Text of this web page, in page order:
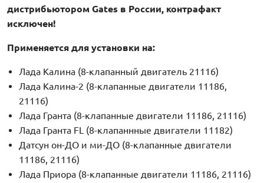
дистрибьютором Gates в России, контрафакт
исключен!
Применяется для установки на:
Лада Калина (8-клапанный двигатель 21116)
Лада Калина-2 (8-клапанные двигатели 11186,
21116)
Лада Гранта (8-клапанные двигатели 11186, 21116)
Лада Гранта FL (8-клапаннные двигатели 11182)
Датсун он-ДО и ми-ДО (8-клапанные двигатели
11186, 21116)
Лада Приора (8-клапанные двигатели 11186, 21116)